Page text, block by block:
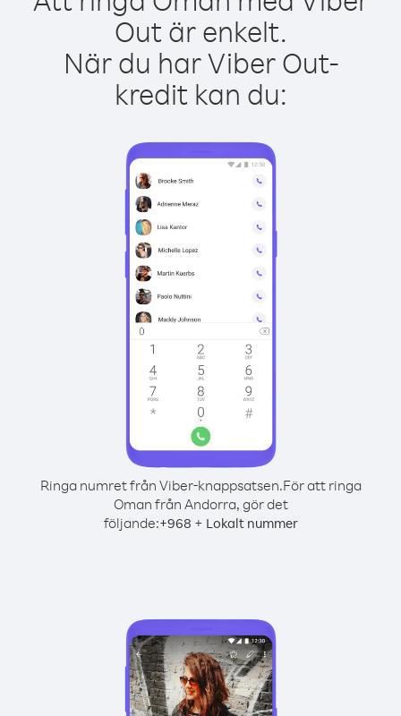
Out är enkelt.
När du har Viber Out-
kredit kan du:
Ringa numret från Viber-knappsatsen.För att ringa
Oman från Andorra, gör det
följande:+968 + Lokalt nummer